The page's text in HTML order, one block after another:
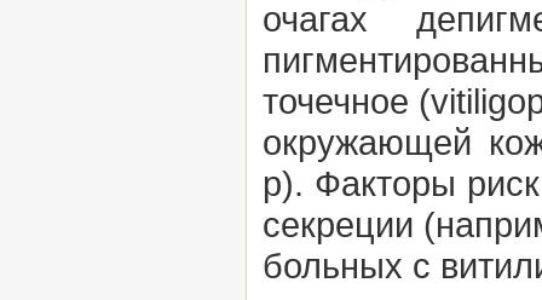
очагах
точечное
окружающей
р). Факторы
секреции
больных с